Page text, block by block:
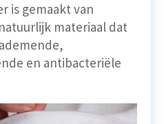
is gemaakt van
materiaal dat
en antibacteriële